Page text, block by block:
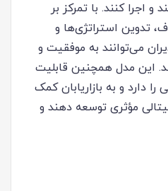
و اجرا کنند. با تمرکز بر
تدوین استراتژی‌ها و
می‌توانند به موفقیت و
این مدل همچنین قابلیت
دارد و به بازاریابان کمک
مؤثری توسعه دهند و